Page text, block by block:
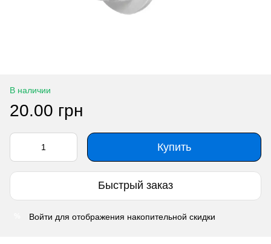
В наличии
20.00 грн
Купить
Быстрый заказ
Войти для отображения накопительной скидки